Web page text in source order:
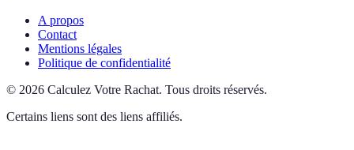
A propos
Contact
Mentions légales
Politique de confidentialité
© 2026 Calculez Votre Rachat. Tous droits réservés.
Certains liens sont des liens affiliés.